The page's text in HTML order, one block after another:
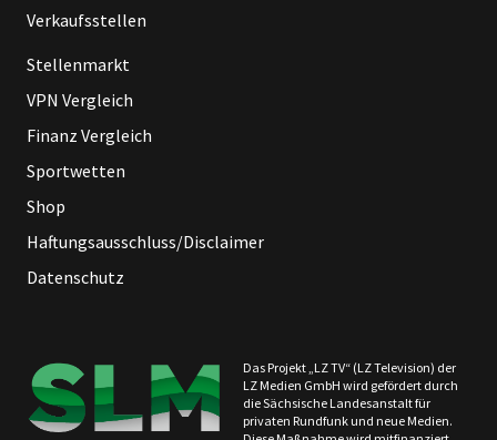
Verkaufsstellen
Stellenmarkt
VPN Vergleich
Finanz Vergleich
Sportwetten
Shop
Haftungsausschluss/Disclaimer
Datenschutz
Das Projekt „LZ TV“ (LZ Television) der
LZ Medien GmbH wird gefördert durch
die Sächsische Landesanstalt für
privaten Rundfunk und neue Medien.